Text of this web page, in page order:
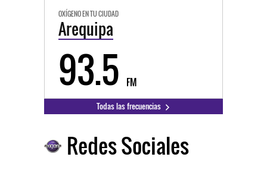
OXÍGENO EN TU CIUDAD
Arequipa
93.5 FM
Todas las frecuencias
Redes Sociales